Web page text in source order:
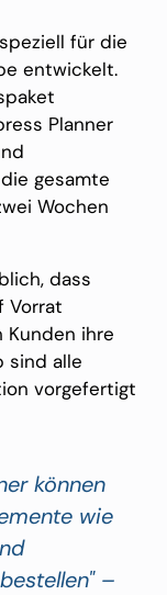
für die
entwickelt.
Planner
gesamte
Wochen
dass
Vorrat
Kunden ihre
sind alle
vorgefertigt
können
wie
–